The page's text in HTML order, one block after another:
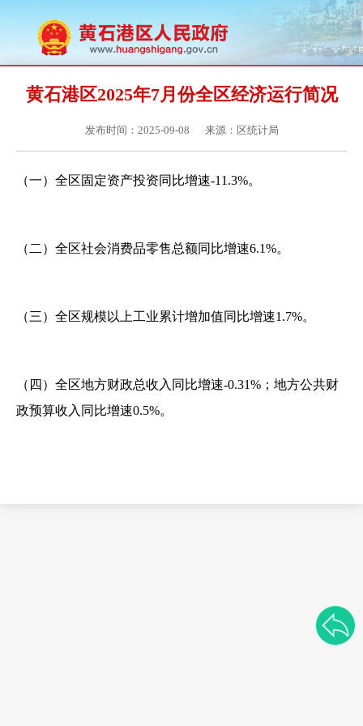
黄石港区2025年7月份全区经济运行简况
发布时间：2025-09-08 来源：区统计局
（一）全区固定资产投资同比增速-11.3%。
（二）全区社会消费品零售总额同比增速6.1%。
（三）全区规模以上工业累计增加值同比增速1.7%。
（四）全区地方财政总收入同比增速-0.31%；地方公共财
政预算收入同比增速0.5%。